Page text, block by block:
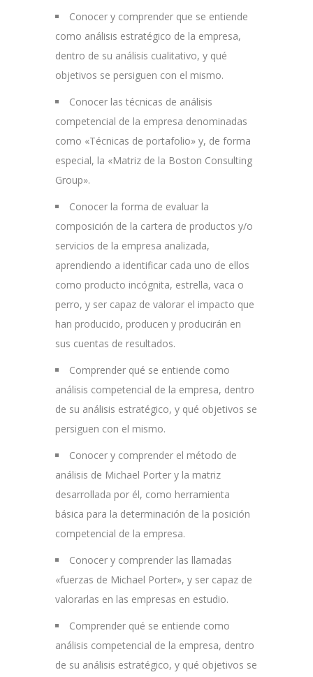
Conocer y comprender que se entiende
como análisis estratégico de la empresa,
dentro de su análisis cualitativo, y qué
objetivos se persiguen con el mismo.
Conocer las técnicas de análisis
competencial de la empresa denominadas
como «Técnicas de portafolio» y, de forma
especial, la «Matriz de la Boston Consulting
Group».
Conocer la forma de evaluar la
composición de la cartera de productos y/o
servicios de la empresa analizada,
aprendiendo a identificar cada uno de ellos
como producto incógnita, estrella, vaca o
perro, y ser capaz de valorar el impacto que
han producido, producen y producirán en
sus cuentas de resultados.
Comprender qué se entiende como
análisis competencial de la empresa, dentro
de su análisis estratégico, y qué objetivos se
persiguen con el mismo.
Conocer y comprender el método de
análisis de Michael Porter y la matriz
desarrollada por él, como herramienta
básica para la determinación de la posición
competencial de la empresa.
Conocer y comprender las llamadas
«fuerzas de Michael Porter», y ser capaz de
valorarlas en las empresas en estudio.
Comprender qué se entiende como
análisis competencial de la empresa, dentro
de su análisis estratégico, y qué objetivos se